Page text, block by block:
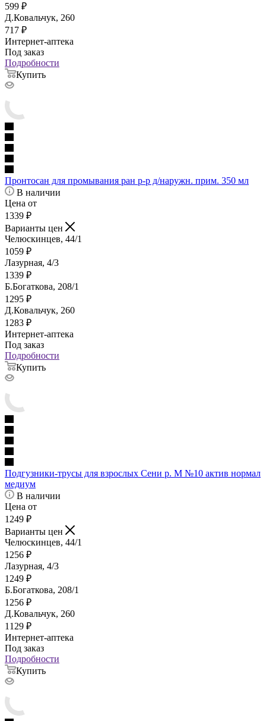
599 ₽
Д.Ковальчук, 260
717 ₽
Интернет-аптека
Под заказ
Подробности
Купить
Пронтосан для промывания ран р-р д/наружн. прим. 350 мл
В наличии
Цена от
1339 ₽
Варианты цен
Челюскинцев, 44/1
1059 ₽
Лазурная, 4/3
1339 ₽
Б.Богаткова, 208/1
1295 ₽
Д.Ковальчук, 260
1283 ₽
Интернет-аптека
Под заказ
Подробности
Купить
Подгузники-трусы для взрослых Сени р. M №10 актив нормал
медиум
В наличии
Цена от
1249 ₽
Варианты цен
Челюскинцев, 44/1
1256 ₽
Лазурная, 4/3
1249 ₽
Б.Богаткова, 208/1
1256 ₽
Д.Ковальчук, 260
1129 ₽
Интернет-аптека
Под заказ
Подробности
Купить